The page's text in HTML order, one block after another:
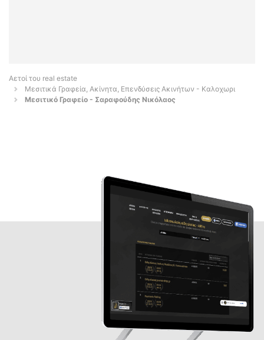
Αετοί του real estate
Μεσιτικά Γραφεία, Ακίνητα, Επενδύσεις Ακινήτων - Καλοχωρι
Μεσιτικό Γραφείο - Σαραφούδης Νικόλαος